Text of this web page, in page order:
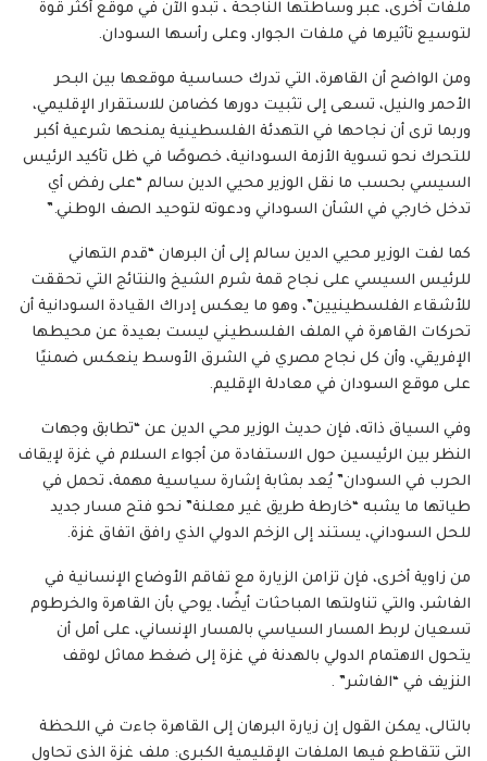
ملفات أخرى، عبر وساطتها الناجحة ، تبدو الآن في موقع أكثر قوة
لتوسيع تأثيرها في ملفات الجوار، وعلى رأسها السودان.
ومن الواضح أن القاهرة، التي تدرك حساسية موقعها بين البحر
الأحمر والنيل، تسعى إلى تثبيت دورها كضامن للاستقرار الإقليمي،
وربما ترى أن نجاحها في التهدئة الفلسطينية يمنحها شرعية أكبر
للتحرك نحو تسوية الأزمة السودانية، خصوصًا في ظل تأكيد الرئيس
السيسي بحسب ما نقل الوزير محيي الدين سالم “على رفض أي
تدخل خارجي في الشأن السوداني ودعوته لتوحيد الصف الوطني.”
كما لفت الوزير محيي الدين سالم إلى أن البرهان “قدم التهاني
للرئيس السيسي على نجاح قمة شرم الشيخ والنتائج التي تحققت
للأشقاء الفلسطينيين”، وهو ما يعكس إدراك القيادة السودانية أن
تحركات القاهرة في الملف الفلسطيني ليست بعيدة عن محيطها
الإفريقي، وأن كل نجاح مصري في الشرق الأوسط ينعكس ضمنيًا
على موقع السودان في معادلة الإقليم.
وفي السياق ذاته، فإن حديث الوزير محي الدين عن “تطابق وجهات
النظر بين الرئيسين حول الاستفادة من أجواء السلام في غزة لإيقاف
الحرب في السودان” يُعد بمثابة إشارة سياسية مهمة، تحمل في
طياتها ما يشبه “خارطة طريق غير معلنة” نحو فتح مسار جديد
للحل السوداني، يستند إلى الزخم الدولي الذي رافق اتفاق غزة.
من زاوية أخرى، فإن تزامن الزيارة مع تفاقم الأوضاع الإنسانية في
الفاشر، والتي تناولتها المباحثات أيضًا، يوحي بأن القاهرة والخرطوم
تسعيان لربط المسار السياسي بالمسار الإنساني، على أمل أن
يتحول الاهتمام الدولي بالهدنة في غزة إلى ضغط مماثل لوقف
النزيف في “الفاشر” .
بالتالى، يمكن القول إن زيارة البرهان إلى القاهرة جاءت في اللحظة
التي تتقاطع فيها الملفات الإقليمية الكبرى: ملف غزة الذي تحاول